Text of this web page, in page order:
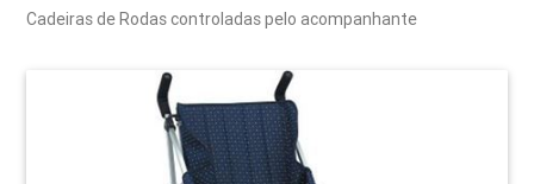
Cadeiras de Rodas controladas pelo acompanhante